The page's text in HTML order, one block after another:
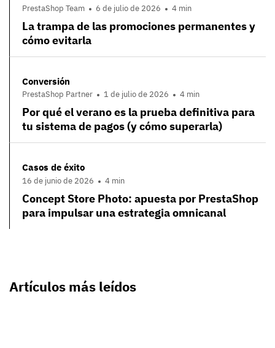
PrestaShop Team 6 de julio de 2026 4 min
La trampa de las promociones permanentes y
cómo evitarla
Conversión
PrestaShop Partner 1 de julio de 2026 4 min
Por qué el verano es la prueba definitiva para
tu sistema de pagos (y cómo superarla)
Casos de éxito
16 de junio de 2026 4 min
Concept Store Photo: apuesta por PrestaShop
para impulsar una estrategia omnicanal
Artículos más leídos